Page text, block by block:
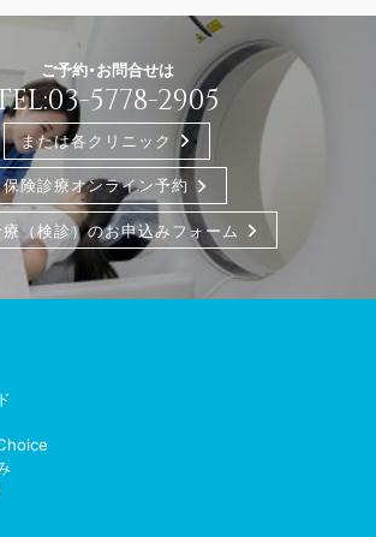
ご予約・お問合せは
03-5778-2905
または各クリニック
保険診療オンライン予約
療（検診）のお申込みフォーム